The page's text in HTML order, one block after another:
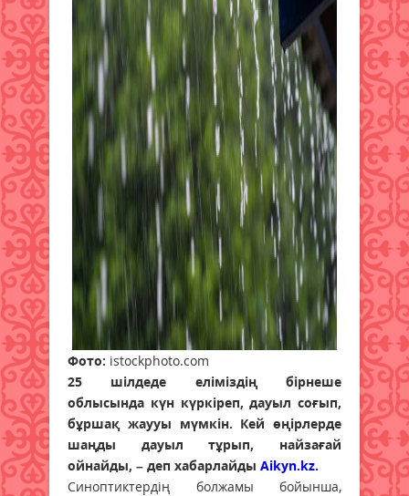
Фото: istockphoto.com
25 шілдеде еліміздің бірнеше
облысында күн күркіреп, дауыл соғып,
бұршақ жаууы мүмкін. Кей өңірлерде
шаңды дауыл тұрып, найзағай
ойнайды, – деп хабарлайды Aikyn.kz.
Синоптиктердің болжамы бойынша,